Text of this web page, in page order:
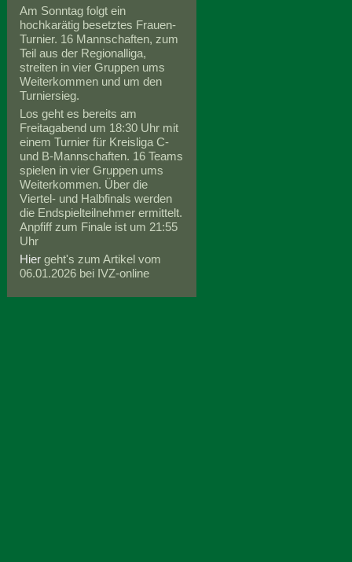
Am Sonntag folgt ein
hochkarätig besetztes Frauen-
Turnier. 16 Mannschaften, zum
Teil aus der Regionalliga,
streiten in vier Gruppen ums
Weiterkommen und um den
Turniersieg.
Los geht es bereits am
Freitagabend um 18:30 Uhr mit
einem Turnier für Kreisliga C-
und B-Mannschaften. 16 Teams
spielen in vier Gruppen ums
Weiterkommen. Über die
Viertel- und Halbfinals werden
die Endspielteilnehmer ermittelt.
Anpfiff zum Finale ist um 21:55
Uhr
Hier geht's zum Artikel vom
06.01.2026 bei IVZ-online